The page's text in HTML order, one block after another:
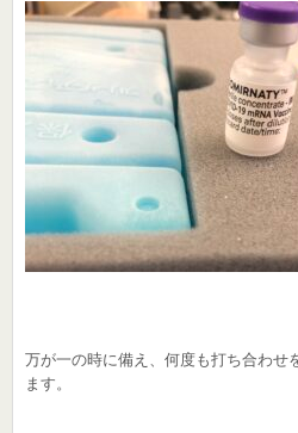
万が一の時に備え、何度も打ち合わせ
ます。